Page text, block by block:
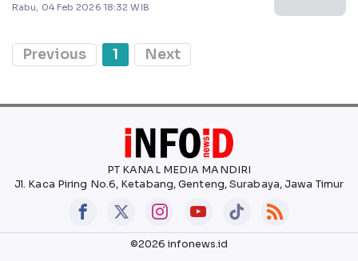
Rabu, 04 Feb 2026 18:32 WIB
Previous 1 Next
PT KANAL MEDIA MANDIRI
Jl. Kaca Piring No.6, Ketabang, Genteng, Surabaya, Jawa Timur
©2026 infonews.id